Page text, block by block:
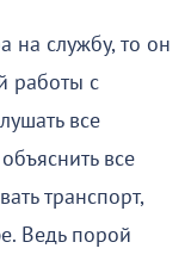
на службу, то он
работы с
все
все
транспорт,
Ведь порой